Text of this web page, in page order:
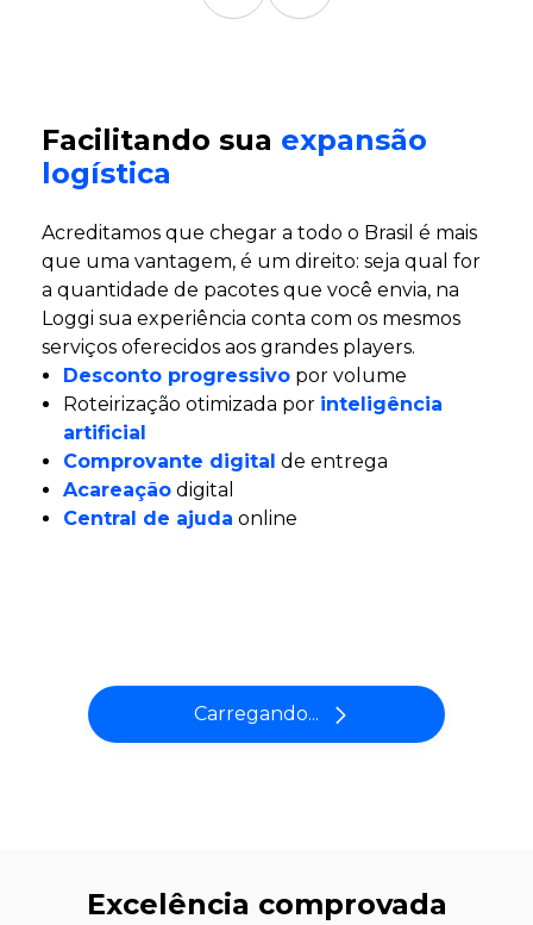
Facilitando sua expansão
logística
Acreditamos que chegar a todo o Brasil é mais
que uma vantagem, é um direito: seja qual for
a quantidade de pacotes que você envia, na
Loggi sua experiência conta com os mesmos
serviços oferecidos aos grandes players.
Desconto progressivo por volume
Roteirização otimizada por inteligência
artificial
Comprovante digital de entrega
Acareação digital
Central de ajuda online
Carregando...
Excelência comprovada